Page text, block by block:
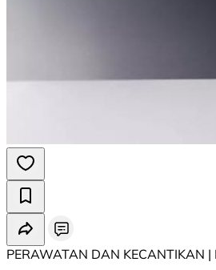
PERAWATAN DAN KECANTIKAN